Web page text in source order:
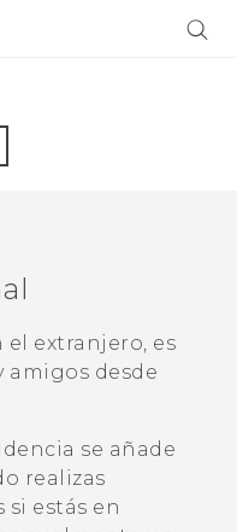
el extranjero, es
amigos desde
se añade
realizas
si estás en